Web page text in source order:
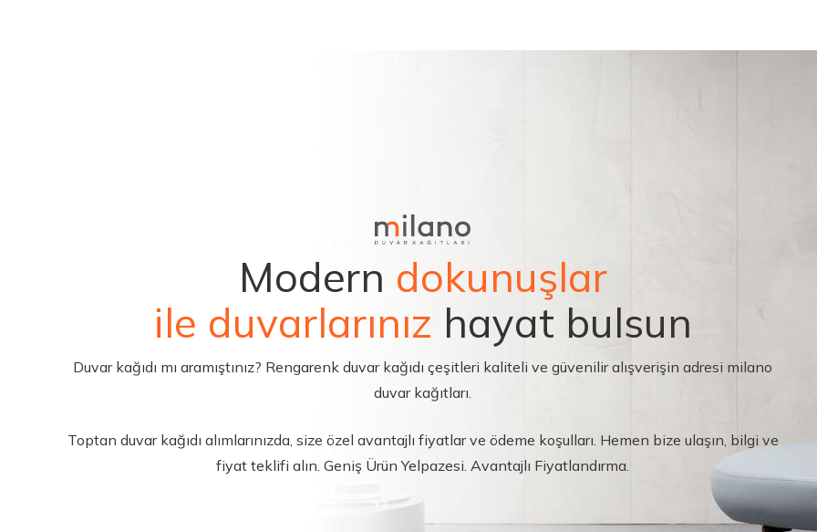
Modern dokunuşlar
ile duvarlarınız hayat bulsun
Duvar kağıdı mı aramıştınız? Rengarenk duvar kağıdı çeşitleri kaliteli ve güvenilir alışverişin adresi milano
duvar kağıtları.
Toptan duvar kağıdı alımlarınızda, size özel avantajlı fiyatlar ve ödeme koşulları. Hemen bize ulaşın, bilgi ve
fiyat teklifi alın. Geniş Ürün Yelpazesi. Avantajlı Fiyatlandırma.